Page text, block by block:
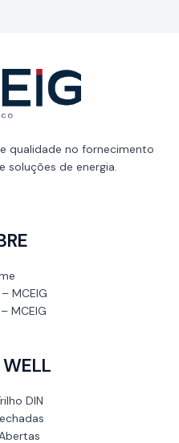
qualidade no fornecimento
soluções de energia.
MCEIG
MCEIG
DIN